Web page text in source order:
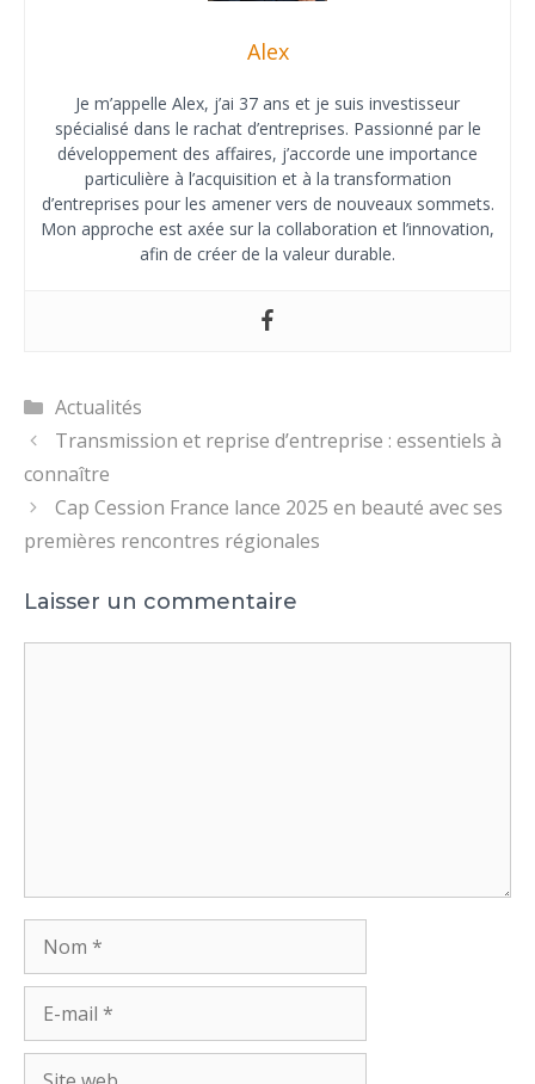
Alex
Je m’appelle Alex, j’ai 37 ans et je suis investisseur
spécialisé dans le rachat d’entreprises. Passionné par le
développement des affaires, j’accorde une importance
particulière à l’acquisition et à la transformation
d’entreprises pour les amener vers de nouveaux sommets.
Mon approche est axée sur la collaboration et l’innovation,
afin de créer de la valeur durable.
Catégories
Actualités
Transmission et reprise d’entreprise : essentiels à
connaître
Cap Cession France lance 2025 en beauté avec ses
premières rencontres régionales
Laisser un commentaire
Nom
mail
Site